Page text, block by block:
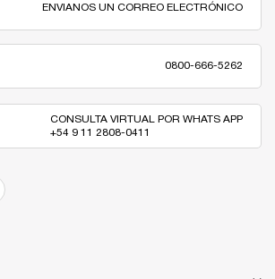
ENVIANOS UN CORREO ELECTRÓNICO
0800-666-5262
CONSULTA VIRTUAL POR WHATS APP
+54 9 11 2808-0411